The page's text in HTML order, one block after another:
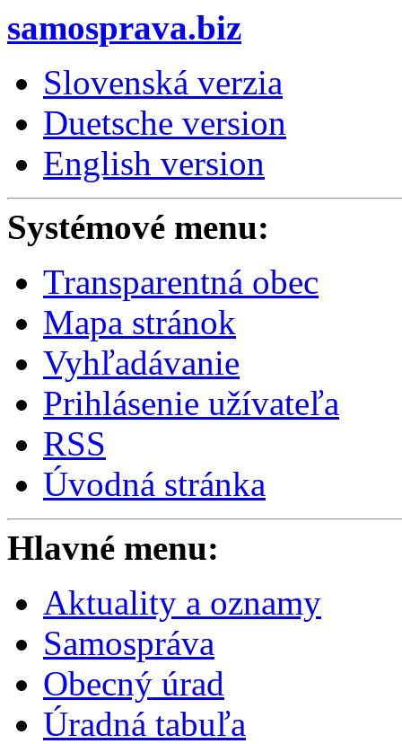
samosprava.biz
Slovenská verzia
Duetsche version
English version
Systémové menu:
Transparentná obec
Mapa stránok
Vyhľadávanie
Prihlásenie užívateľa
RSS
Úvodná stránka
Hlavné menu:
Aktuality a oznamy
Samospráva
Obecný úrad
Úradná tabuľa